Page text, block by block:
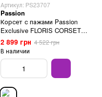
Артикул: PS23707
Passion
Корсет с пажами Passion
Exclusive FLORIS CORSET
L/XL, black, трусики
2 899 грн 4 522 грн
В наличии